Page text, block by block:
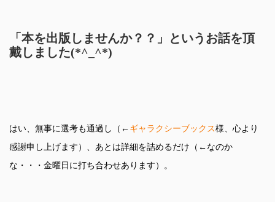
「本を出版しませんか？？」というお話を頂
戴しました(*^_^*)
はい、無事に選考も通過し（← ギャラクシーブックス様、心より
感謝申し上げます）、あとは詳細を詰めるだけ（←なのか
な・・・金曜日に打ち合わせあります）。